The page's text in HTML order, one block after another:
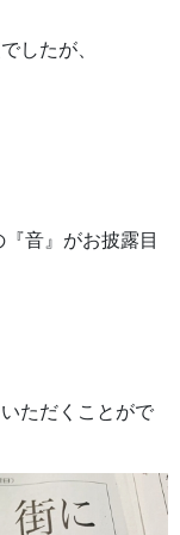
したが、
音』がお披露目
ただくことがで